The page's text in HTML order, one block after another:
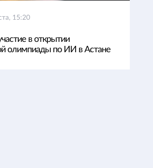
15:20
в открытии
олимпиады по ИИ в Астане